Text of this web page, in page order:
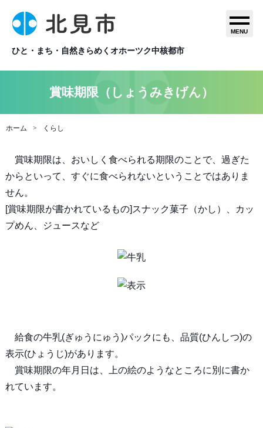
ひと・まち・自然きらめくオホーツク中核都市
MENU
賞味期限（しょうみきげん）
ホーム くらし
賞味期限は、おいしく食べられる期限のことで、過ぎた
からといって、すぐに食べられないということではありま
せん。
[賞味期限が書かれているもの]スナック菓子（かし）、カッ
プめん、ジュースなど
給食の牛乳(ぎゅうにゅう)パックにも、品質(ひんしつ)の
表示(ひょうじ)があります。
賞味期限の年月日は、上の絵のようなところに別に書か
れています。